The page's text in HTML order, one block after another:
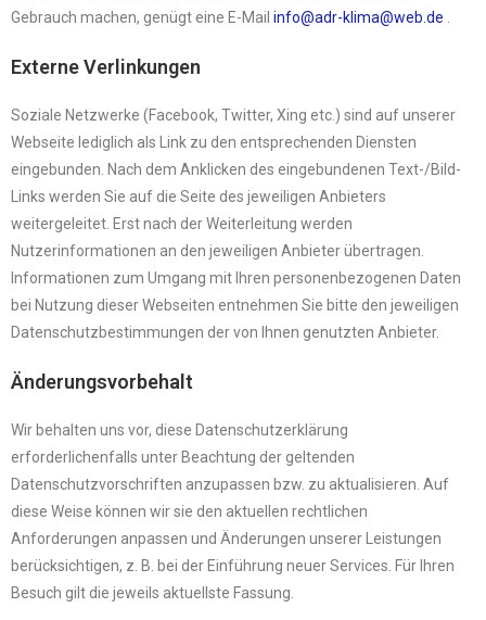
Gebrauch machen, genügt eine E-Mail info@adr-klima@web.de
Externe Verlinkungen
Soziale Netzwerke (Facebook, Twitter, Xing etc.) sind auf unserer
Webseite lediglich als Link zu den entsprechenden Diensten
eingebunden. Nach dem Anklicken des eingebundenen Text-/Bild-
Links werden Sie auf die Seite des jeweiligen Anbieters
weitergeleitet. Erst nach der Weiterleitung werden
Nutzerinformationen an den jeweiligen Anbieter übertragen.
Informationen zum Umgang mit Ihren personenbezogenen Daten
bei Nutzung dieser Webseiten entnehmen Sie bitte den jeweiligen
Datenschutzbestimmungen der von Ihnen genutzten Anbieter.
Änderungsvorbehalt
Wir behalten uns vor, diese Datenschutzerklärung
erforderlichenfalls unter Beachtung der geltenden
Datenschutzvorschriften anzupassen bzw. zu aktualisieren. Auf
diese Weise können wir sie den aktuellen rechtlichen
Anforderungen anpassen und Änderungen unserer Leistungen
berücksichtigen, z. B. bei der Einführung neuer Services. Für Ihren
Besuch gilt die jeweils aktuellste Fassung.